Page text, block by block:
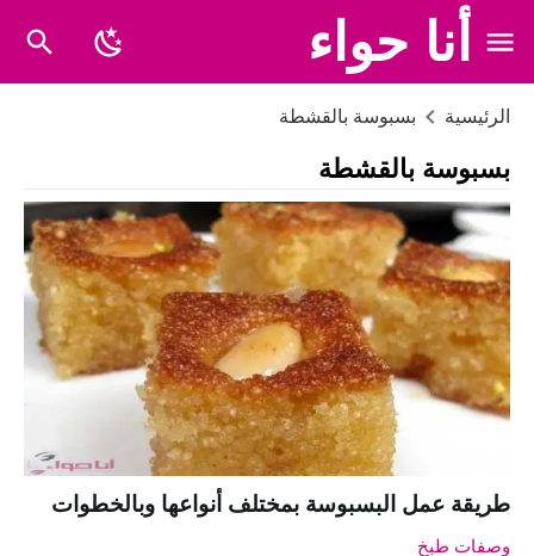
أنا حواء
الرئيسية بسبوسة بالقشطة
بسبوسة بالقشطة
طريقة عمل البسبوسة بمختلف أنواعها وبالخطوات
وصفات طبخ